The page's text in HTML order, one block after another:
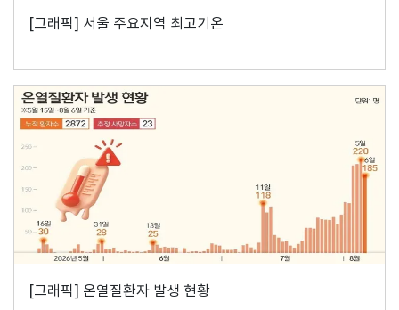
[그래픽] 서울 주요지역 최고기온
[그래픽] 온열질환자 발생 현황